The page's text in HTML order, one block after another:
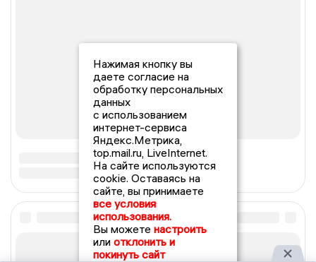
Нажимая кнопку вы
даете согласие на
обработку персональных
данных
с использованием
интернет-сервиса
Яндекс.Метрика,
top.mail.ru, LiveInternet.
На сайте используются
cookie. Оставаясь на
сайте, вы принимаете
все условия
использования.
Вы можете настроить
или отклонить и
покинуть сайт